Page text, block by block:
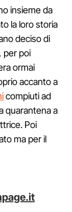
insieme da
la loro storia
deciso di
per poi
ormai
accanto a
compiuti ad
quarantena a
Poi
ma per il